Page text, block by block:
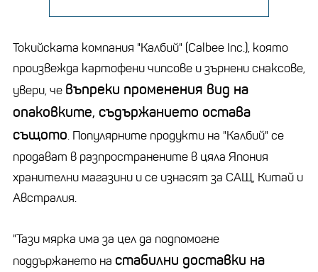
Токийската компания "Калбий" (Calbee Inc.), която
произвежда картофени чипсове и зърнени снаксове,
увери, че въпреки променения вид на
опаковките, съдържанието остава
същото. Популярните продукти на "Калбий" се
продават в разпространените в цяла Япония
хранителни магазини и се изнасят за САЩ, Китай и
Австралия.
"Тази мярка има за цел да подпомогне
поддържането на стабилни доставки на